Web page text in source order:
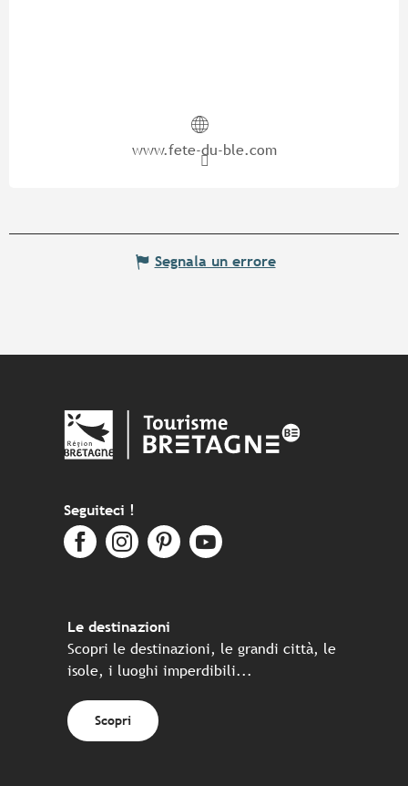
www.fete-du-ble.com
Segnala un errore
Seguiteci !
Le destinazioni
Scopri le destinazioni, le grandi città, le
isole, i luoghi imperdibili...
Scopri